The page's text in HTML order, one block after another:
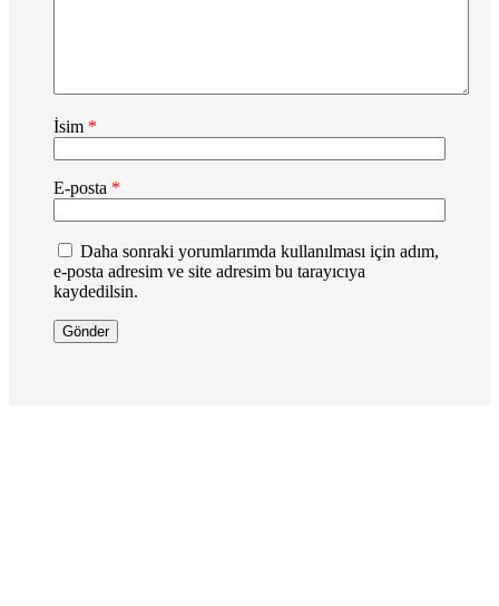
İsim *
E-posta *
Daha sonraki yorumlarımda kullanılması için adım,
e-posta adresim ve site adresim bu tarayıcıya
kaydedilsin.